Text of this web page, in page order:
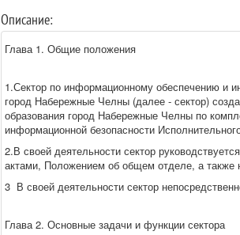
Описание:
Глава 1. Общие положения
1.Сектор по информационному обеспечению и
город Набережные Челны (далее - сектор)
образования город Набережные Челны по
информационной безопасности
2.В своей деятельности сектор
актами, Положением об общем отделе, а
3 В своей деятельности сектор
Глава 2. Основные задачи и функции сектора